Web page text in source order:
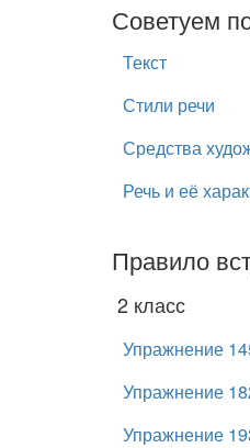
Советуем
Текст
Стили речи
Средства
Речь и её
Правило
2 класс
Упражнение
Упражнение
Упражнение